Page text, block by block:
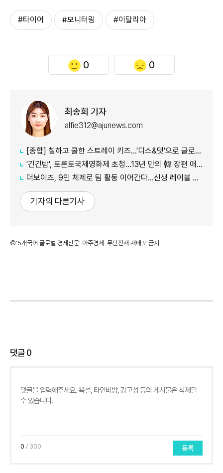
#타이어 #모니터링 #이탈리아
0 0
최송희 기자
alfie312@ajunews.com
[종합] 칠하고 쿨한 스트레이 키즈…'디스&댓'으로 글로벌 질주
'긴긴밤', 토론토국제영화제 초청…13년 만의 韓 장편 애니
더보이즈, 9인 체제로 팀 활동 이어간다…신생 레이블 계약 완료
기자의 다른기사
©'5개국어 글로벌 경제신문' 아주경제. 무단전재·재배포 금지
댓글0
0 / 300 등록